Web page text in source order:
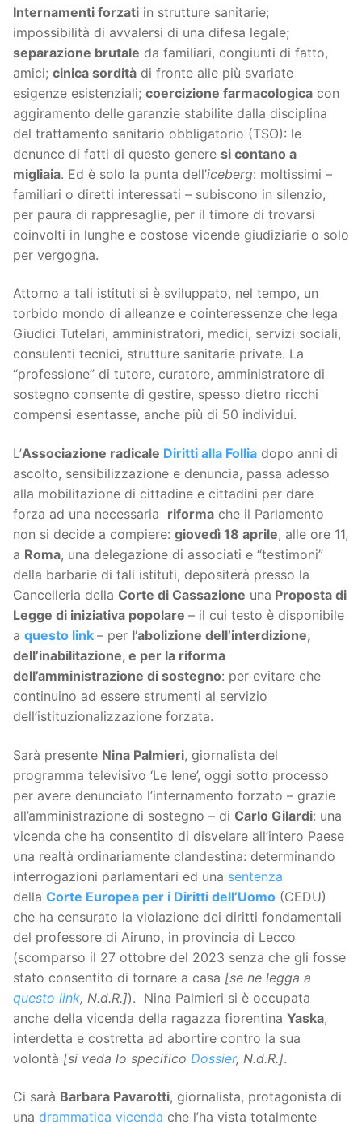
Internamenti forzati in strutture sanitarie;
impossibilità di avvalersi di una difesa legale;
separazione brutale da familiari, congiunti di fatto,
amici; cinica sordità di fronte alle più svariate
esigenze esistenziali; coercizione farmacologica con
aggiramento delle garanzie stabilite dalla disciplina
del trattamento sanitario obbligatorio (TSO): le
denunce di fatti di questo genere si contano a
migliaia. Ed è solo la punta dell’iceberg: moltissimi –
familiari o diretti interessati – subiscono in silenzio,
per paura di rappresaglie, per il timore di trovarsi
coinvolti in lunghe e costose vicende giudiziarie o solo
per vergogna.
Attorno a tali istituti si è sviluppato, nel tempo, un
torbido mondo di alleanze e cointeressenze che lega
Giudici Tutelari, amministratori, medici, servizi sociali,
consulenti tecnici, strutture sanitarie private. La
“professione” di tutore, curatore, amministratore di
sostegno consente di gestire, spesso dietro ricchi
compensi esentasse, anche più di 50 individui.
L’Associazione radicale Diritti alla Follia dopo anni di
ascolto, sensibilizzazione e denuncia, passa adesso
alla mobilitazione di cittadine e cittadini per dare
forza ad una necessaria riforma che il Parlamento
non si decide a compiere: giovedì 18 aprile, alle ore 11,
a Roma, una delegazione di associati e “testimoni”
della barbarie di tali istituti, depositerà presso la
Cancelleria della Corte di Cassazione una Proposta di
Legge di iniziativa popolare – il cui testo è disponibile
a questo link – per l’abolizione dell’interdizione,
dell’inabilitazione, e per la riforma
dell’amministrazione di sostegno: per evitare che
continuino ad essere strumenti al servizio
dell’istituzionalizzazione forzata.
Sarà presente Nina Palmieri, giornalista del
programma televisivo ‘Le Iene’, oggi sotto processo
per avere denunciato l’internamento forzato – grazie
all’amministrazione di sostegno – di Carlo Gilardi: una
vicenda che ha consentito di disvelare all’intero Paese
una realtà ordinariamente clandestina: determinando
interrogazioni parlamentari ed una sentenza
della Corte Europea per i Diritti dell’Uomo (CEDU)
che ha censurato la violazione dei diritti fondamentali
del professore di Airuno, in provincia di Lecco
(scomparso il 27 ottobre del 2023 senza che gli fosse
stato consentito di tornare a casa [se ne legga a
questo link, N.d.R.]). Nina Palmieri si è occupata
anche della vicenda della ragazza fiorentina Yaska,
interdetta e costretta ad abortire contro la sua
volontà [si veda lo specifico Dossier, N.d.R.].
Ci sarà Barbara Pavarotti, giornalista, protagonista di
una drammatica vicenda che l’ha vista totalmente